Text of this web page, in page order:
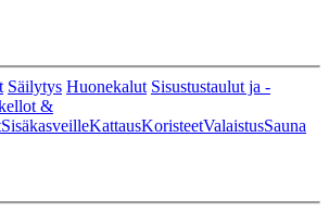
Säilytys Huonekalut Sisustustaulut ja -
&
SisäkasveilleKattausKoristeetValaistusSauna